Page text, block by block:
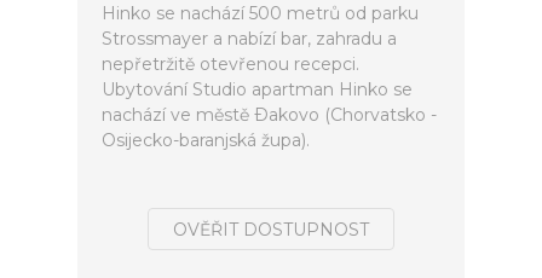
Hinko se nachází 500 metrů od parku
Strossmayer a nabízí bar, zahradu a
nepřetržitě otevřenou recepci.
Ubytování Studio apartman Hinko se
nachází ve městě Ðakovo (Chorvatsko -
Osijecko-baranjská župa).
OVĚŘIT DOSTUPNOST